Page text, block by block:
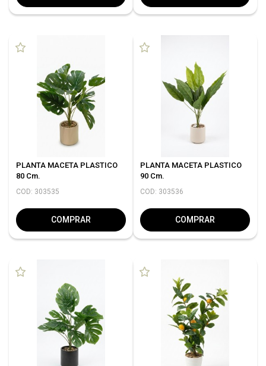
PLANTA MACETA PLASTICO
80 Cm.
COD: 303535
COMPRAR
PLANTA MACETA PLASTICO
90 Cm.
COD: 303536
COMPRAR